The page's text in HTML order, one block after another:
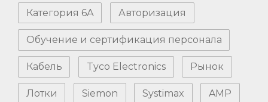
Категория 6А Авторизация
Обучение и сертификация персонала
Кабель Tyco Electronics Рынок
Лотки Siemon Systimax AMP